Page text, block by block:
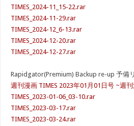
TIMES_2024-11_15-22.rar
TIMES_2024-11-29.rar
TIMES_2024-12_6-13.rar
TIMES_2024-12-20.rar
TIMES_2024-12-27.rar
Rapidgator(Premium) Backup re-up 予備
週刊漫画 TIMES 2023年01月01日号 ~週
TIMES_2023-01-06_03-10.rar
TIMES_2023-03-17.rar
TIMES_2023-03-24.rar